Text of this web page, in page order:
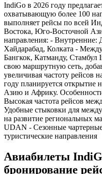
IndiGo в 2026 году
охватывающую более 100
выполняет рейсы по всей
Востока, Юго-Восточной
направления: - Внутренние:
Хайдарабад, Колката -
Бангкок, Катманду, Стамбул
свою маршрутную сеть,
увеличивая частоту рейсов
году планируется открытие
Азию и Африку.
Высокая частота рейсов
Удобные стыковки для
на развитие региональных
UDAN - Сезонные
туристические направления
Авиабилеты
бронирование